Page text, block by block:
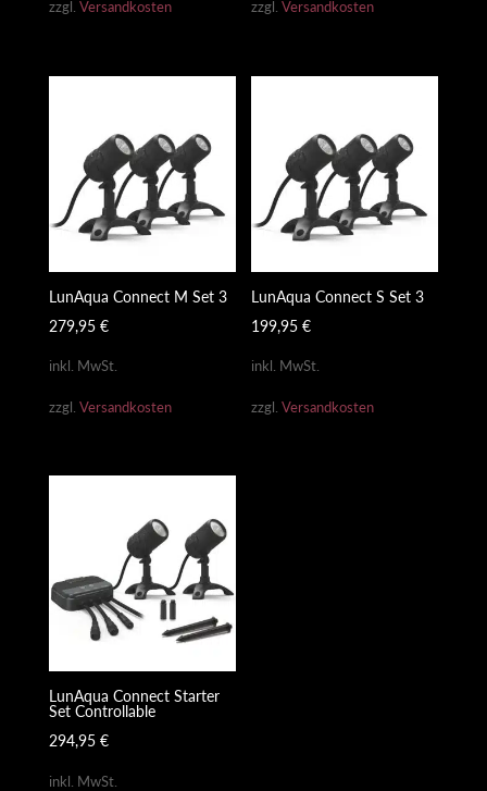
zzgl. Versandkosten zzgl.Versandkosten
LunAqua Connect M Set 3
279,95 €
inkl. MwSt.
zzgl. Versandkosten
LunAqua Connect S Set 3
199,95€
inkl. MwSt.
zzgl.Versandkosten
LunAqua Connect Starter
Set Controllable
294,95 €
inkl. MwSt.